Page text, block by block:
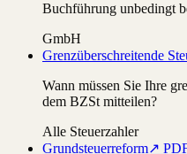
Buchführung unbedingt
GmbH
Grenzüberschreitende
Wann müssen Sie Ihre
dem BZSt mitteilen?
Alle Steuerzahler
Grundsteuerreform↗